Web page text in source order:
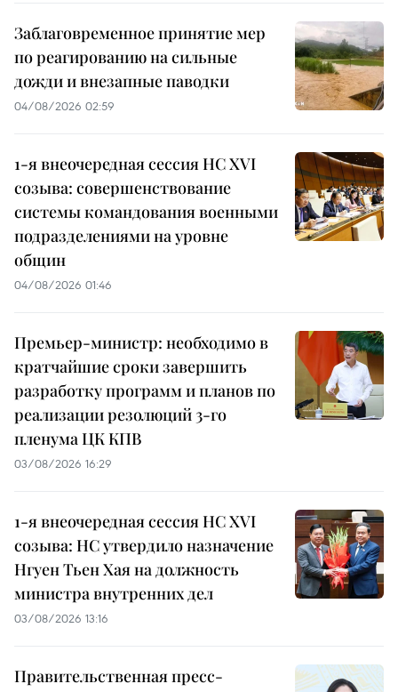
Заблаговременное принятие мер
по реагированию на сильные
дожди и внезапные паводки
04/08/2026 02:59
1-я внеочередная сессия НС XVI
созыва: совершенствование
системы командования военными
подразделениями на уровне
общин
04/08/2026 01:46
Премьер-министр: необходимо в
кратчайшие сроки завершить
разработку программ и планов по
реализации резолюций 3-го
пленума ЦК КПВ
03/08/2026 16:29
1-я внеочередная сессия НС XVI
созыва: НС утвердило назначение
Нгуен Тьен Хая на должность
министра внутренних дел
03/08/2026 13:16
Правительственная пресс-